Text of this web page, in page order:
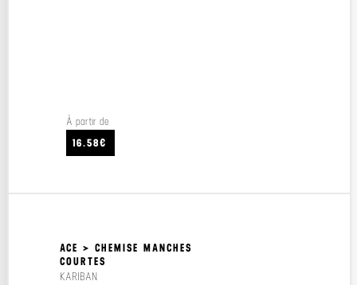
À partir de
16.58€
ACE > CHEMISE MANCHES
COURTES
KARIBAN